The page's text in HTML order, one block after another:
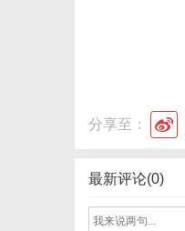
分享至：
最新评论(0)